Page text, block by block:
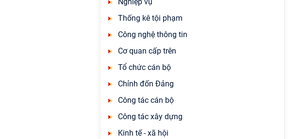
Thống kê tội phạm
Công nghệ thông tin
Cơ quan cấp trên
Tổ chức cán bộ
Chỉnh đốn Đảng
Công tác cán bộ
Công tác xây dựng
Kinh tế - xã hội